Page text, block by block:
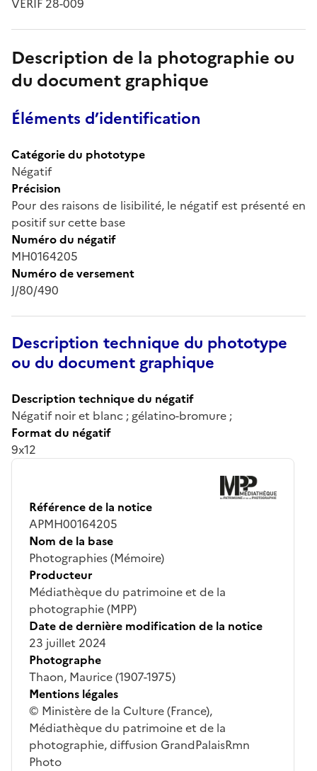
Description de la photographie ou
du document graphique
Éléments d’identification
Catégorie du phototype
Négatif
Précision
Pour des raisons de lisibilité, le négatif est présenté en
positif sur cette base
Numéro du négatif
MH0164205
Numéro de versement
J/80/490
Description technique du phototype
ou du document graphique
Description technique du négatif
Négatif noir et blanc ; gélatino-bromure ;
Format du négatif
9x12
Référence de la notice
APMH00164205
Nom de la base
Photographies (Mémoire)
Producteur
Médiathèque du patrimoine et de la
photographie (MPP)
Date de dernière modification de la notice
23 juillet 2024
Photographe
Thaon, Maurice (1907-1975)
Mentions légales
© Ministère de la Culture (France),
Médiathèque du patrimoine et de la
photographie, diffusion GrandPalaisRmn
Photo